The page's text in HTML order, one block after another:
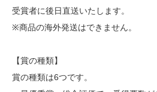
受賞者に後日直送いたします。
※商品の海外発送はできません。
【賞の種類】
賞の種類は6つです。